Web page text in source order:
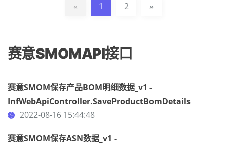
« 1 2 »
赛意SMOMAPI接口
赛意SMOM保存产品BOM明细数据_v1 -
InfWebApiController.SaveProductBomDetails
2022-08-16 15:44:48
赛意SMOM保存ASN数据_v1 -